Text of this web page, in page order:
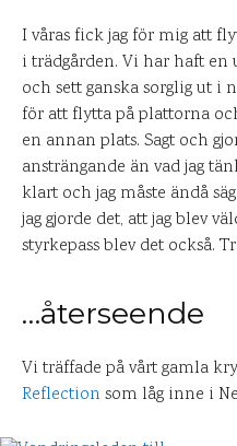
I våras fick jag för mig att
i trädgården. Vi har haft en
och sett ganska sorglig ut i
för att flytta på plattorna
en annan plats. Sagt och
ansträngande än vad jag
klart och jag måste ändå
jag gjorde det, att jag blev
styrkepass blev det också.
…återseende
Vi träffade på vårt gamla
Reflection som låg inne i